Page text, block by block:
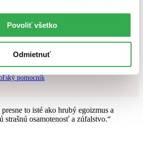
Povoliť všetko
Odmietnuť
vyhovujúci zadaným podmienkam.
výraz.
poradiť knihu?
Sherlock vám ju s radosťou vypátra!
pomocník
to isté ako hrubý egoizmus a
strašnú osamotenosť a zúfalstvo.